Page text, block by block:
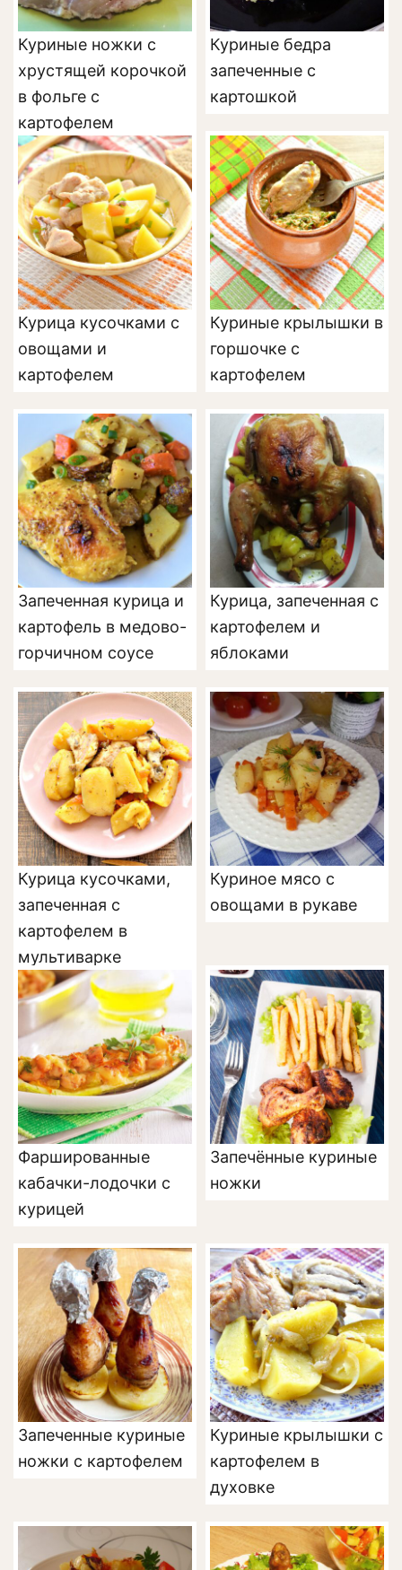
Куриные ножки с
хрустящей корочкой
в фольге с
картофелем
Куриные бедра
запеченные с
картошкой
Курица кусочками с
овощами и
картофелем
Куриные крылышки в
горшочке с
картофелем
Запеченная курица и
картофель в медово-
горчичном соусе
Курица, запеченная с
картофелем и
яблоками
Курица кусочками,
запеченная с
картофелем в
мультиварке
Куриное мясо с
овощами в рукаве
Фаршированные
кабачки-лодочки с
курицей
Запечённые куриные
ножки
Запеченные куриные
ножки с картофелем
Куриные крылышки с
картофелем в
духовке